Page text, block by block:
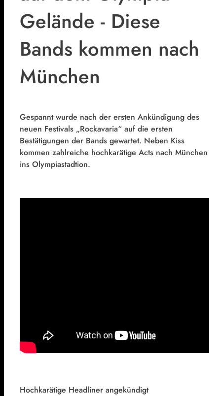
Gelände - Diese
Bands kommen nach
München
Gespannt wurde nach der ersten Ankündigung des
neuen Festivals „Rockavaria“ auf die ersten
Bestätigungen der Bands gewartet. Neben Kiss
kommen zahlreiche hochkarätige Acts nach München
ins Olympiastadtion.
Hochkarätige Headliner angekündigt